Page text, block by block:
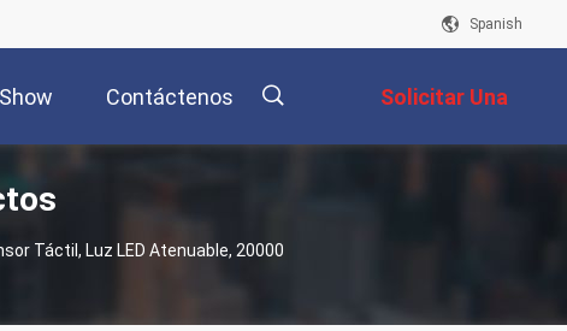
Spanish
Contáctenos Solicitar Una
Cotización
Táctil, Luz LED Atenuable, 20000